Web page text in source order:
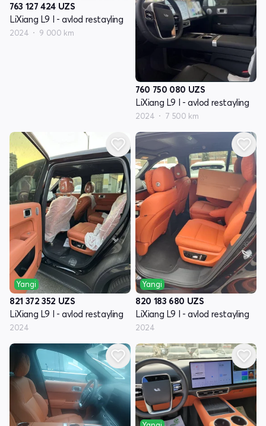
763 127 424 UZS
LiXiang L9 I - avlod restayling
2024 9 000 km
760 750 080 UZS
LiXiang L9 I - avlod restayling
2024 7 500 km
Yangi
821 372 352 UZS
LiXiang L9 I - avlod restayling
2024
Yangi
820 183 680 UZS
LiXiang L9 I - avlod restayling
2024